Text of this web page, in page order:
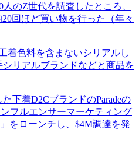
人のZ世代を調査したところ、
回ほど買い物を行った（年々
着色料を含まないシリアルし
リアルブランドなどと商品を
下着D2CブランドのParadeの
フルエンサーマーケティング
をローンチし、$4M調達を発